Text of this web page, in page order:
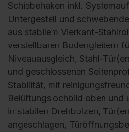
Schiebehaken inkl.
Untergestell und
aus stabilem Vierkant-
verstellbaren Bodengleitern
Niveauausgleich, Stahl-
und geschlossenen
Stabilität, mit
Belüftungslochbild oben und
in stabilen Drehbolzen,
angeschlagen,